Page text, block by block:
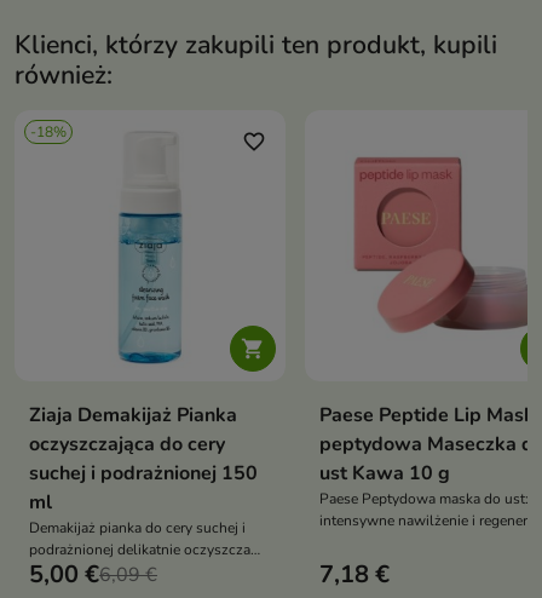
Klienci, którzy zakupili ten produkt, kupili
również:
-18%

favorite_border
Ziaja Demakijaż Pianka
oczyszczająca do cery
suchej i podrażnionej 150
ml
Demakijaż pianka do cery suchej i
podrażnionej delikatnie oczyszcza
skórę nawilża łagodzi podrażnienia i
5,00 €6,09 €
Paese Peptide Lip Mask
peptydowa Maseczka
ust Kawa 10 g
Paese Peptydowa maska do ust:
intensywne nawilżenie i
jojoba, awokado, wit. C+E —
gładkie, pełne blasku usta
7,18 €